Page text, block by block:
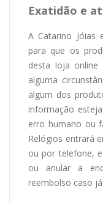
Exatidão e
A Catarino Jóias
para que os
desta loja online
alguma
algum dos
informação
erro humano ou
Relógios entrará
ou por telefone,
ou anular a
reembolso caso